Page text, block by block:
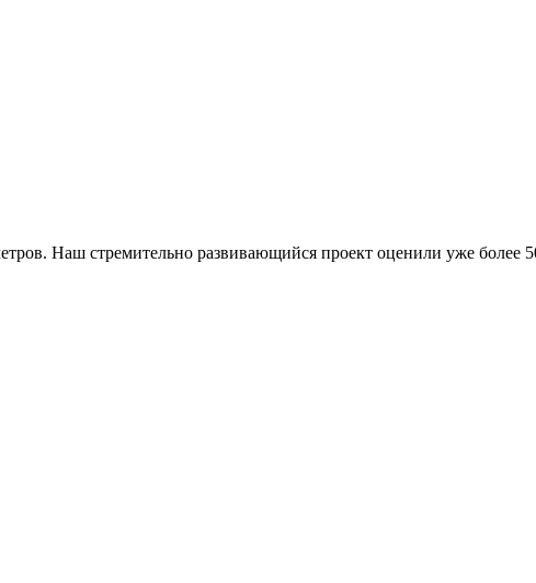
Наш стремительно развивающийся проект оценили уже более